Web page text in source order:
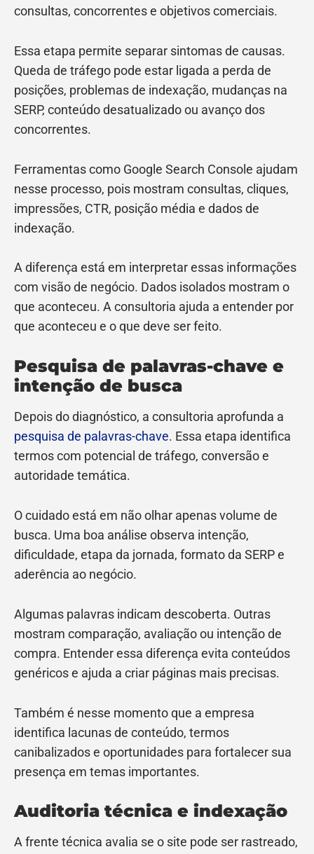
consultas, concorrentes e objetivos comerciais.
Essa etapa permite separar sintomas de causas.
Queda de tráfego pode estar ligada a perda de
posições, problemas de indexação, mudanças na
SERP, conteúdo desatualizado ou avanço dos
concorrentes.
Ferramentas como Google Search Console ajudam
nesse processo, pois mostram consultas, cliques,
impressões, CTR, posição média e dados de
indexação.
A diferença está em interpretar essas informações
com visão de negócio. Dados isolados mostram o
que aconteceu. A consultoria ajuda a entender por
que aconteceu e o que deve ser feito.
Pesquisa de palavras-chave e
intenção de busca
Depois do diagnóstico, a consultoria aprofunda a
pesquisa de palavras-chave. Essa etapa identifica
termos com potencial de tráfego, conversão e
autoridade temática.
O cuidado está em não olhar apenas volume de
busca. Uma boa análise observa intenção,
dificuldade, etapa da jornada, formato da SERP e
aderência ao negócio.
Algumas palavras indicam descoberta. Outras
mostram comparação, avaliação ou intenção de
compra. Entender essa diferença evita conteúdos
genéricos e ajuda a criar páginas mais precisas.
Também é nesse momento que a empresa
identifica lacunas de conteúdo, termos
canibalizados e oportunidades para fortalecer sua
presença em temas importantes.
Auditoria técnica e indexação
A frente técnica avalia se o site pode ser rastreado,